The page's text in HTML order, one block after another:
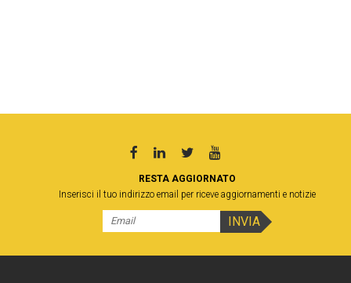
RESTA AGGIORNATO
Inserisci il tuo indirizzo email per riceve aggiornamenti e notizie